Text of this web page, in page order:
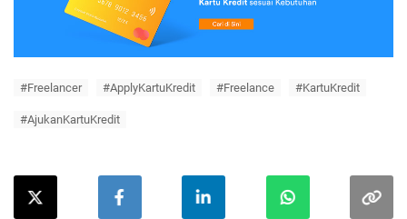
#Freelancer #ApplyKartuKredit #Freelance #KartuKredit
#AjukanKartuKredit